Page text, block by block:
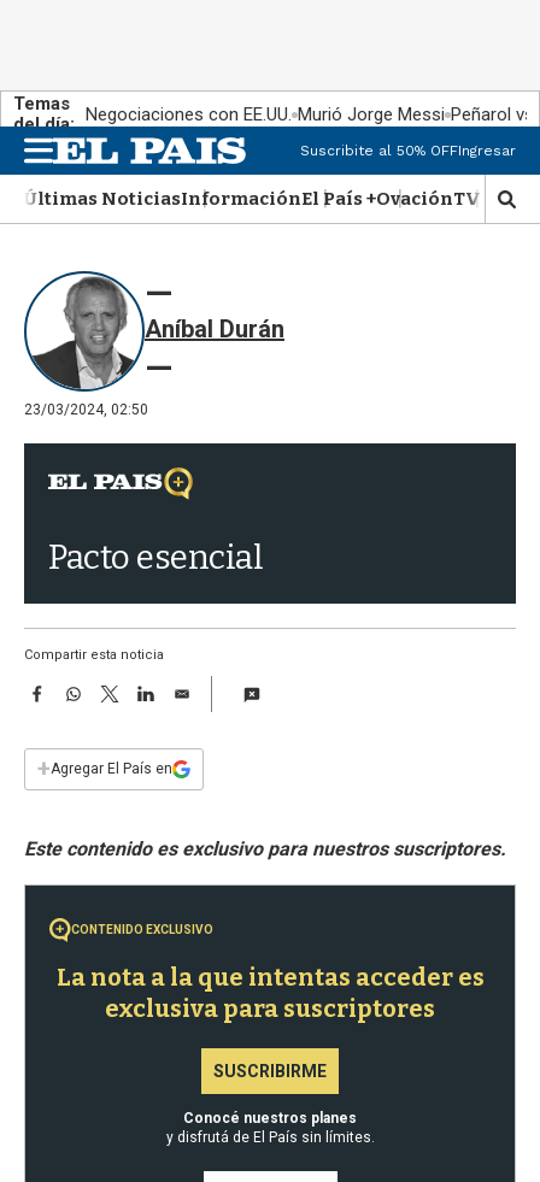
Temas
del día: Negociaciones con EE.UU. Murió Jorge Messi Peñarol
n
u
Suscribite al 50% OFFIngresar
Últimas NoticiasInformaciónEl País +OvaciónTV Show
M
o
q
Aníbal Durán
23/03/2024, 02:50
Pacto esencial
Compartir esta noticia
F
e
b
k
W
s
p
T
w
t
L
n
E
i
l
+Agregar El País en
CONTENIDO EXCLUSIVO
La nota a la que intentas acceder es
exclusiva para suscriptores
SUSCRIBIRME
Conocé nuestros planes
y disfrutá de El País sin límites.